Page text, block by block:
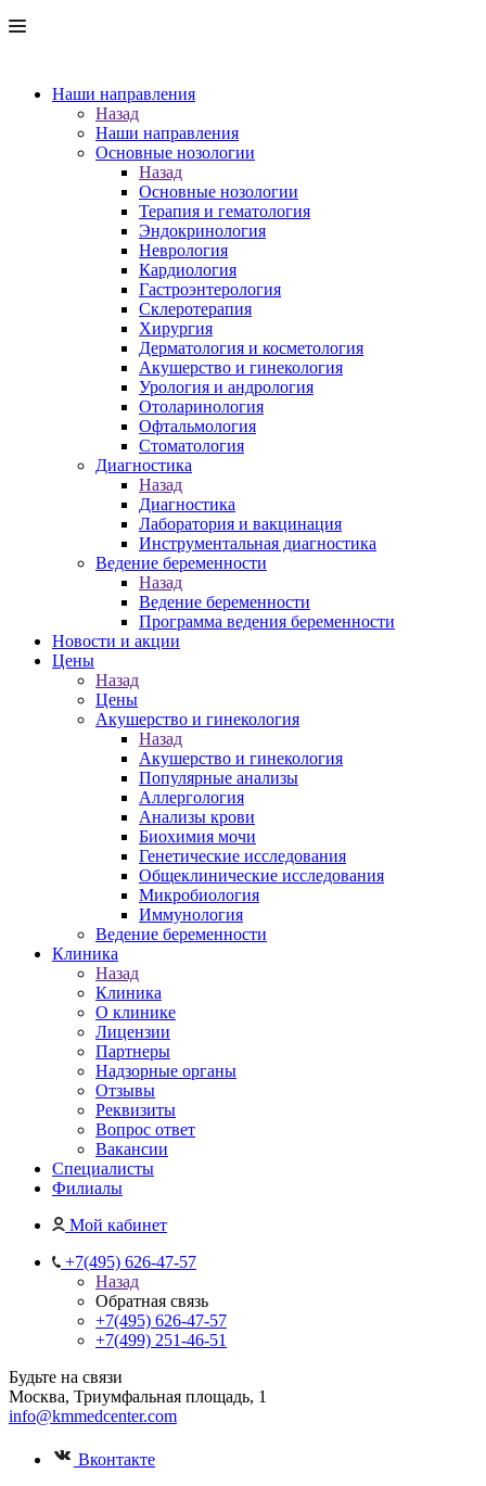
Наши направления
Назад
Наши направления
Основные нозологии
Назад
Основные нозологии
Терапия и гематология
Эндокринология
Неврология
Кардиология
Гастроэнтерология
Склеротерапия
Хирургия
Дерматология и косметология
Акушерство и гинекология
Урология и андрология
Отоларинология
Офтальмология
Стоматология
Диагностика
Назад
Диагностика
Лаборатория и вакцинация
Инструментальная диагностика
Ведение беременности
Назад
Ведение беременности
Программа ведения беременности
Новости и акции
Цены
Назад
Цены
Акушерство и гинекология
Назад
Акушерство и гинекология
Популярные анализы
Аллергология
Анализы крови
Биохимия мочи
Генетические исследования
Общеклинические исследования
Микробиология
Иммунология
Ведение беременности
Клиника
Назад
Клиника
О клинике
Лицензии
Партнеры
Надзорные органы
Отзывы
Реквизиты
Вопрос ответ
Вакансии
Специалисты
Филиалы
Мой кабинет
+7(495) 626-47-57
Назад
Обратная связь
+7(495) 626-47-57
+7(499) 251-46-51
Будьте на связи
Москва, Триумфальная площадь, 1
info@kmmedcenter.com
Вконтакте